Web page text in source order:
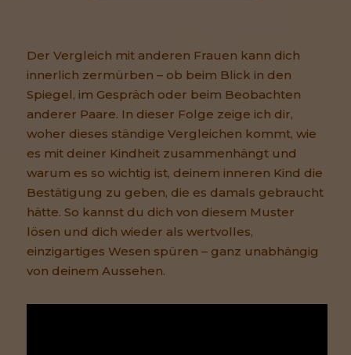
Der Vergleich mit anderen Frauen kann dich
innerlich zermürben – ob beim Blick in den
Spiegel, im Gespräch oder beim Beobachten
anderer Paare. In dieser Folge zeige ich dir,
woher dieses ständige Vergleichen kommt, wie
es mit deiner Kindheit zusammenhängt und
warum es so wichtig ist, deinem inneren Kind die
Bestätigung zu geben, die es damals gebraucht
hätte. So kannst du dich von diesem Muster
lösen und dich wieder als wertvolles,
einzigartiges Wesen spüren – ganz unabhängig
von deinem Aussehen.